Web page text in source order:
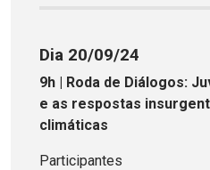
Dia 20/09/24
9h | Roda de Diálogos:
e as respostas
climáticas
Participantes